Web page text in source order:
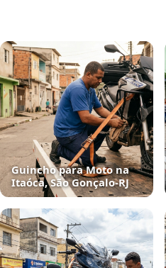
Guincho para Moto na
Itaóca, São Gonçalo‑RJ